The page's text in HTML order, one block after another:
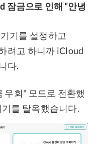
잠금으로 인해 "안녕
기를 설정하고
려고 하니까 iCloud
다.
우회" 모드로 전환했
를 탈옥했습니다.